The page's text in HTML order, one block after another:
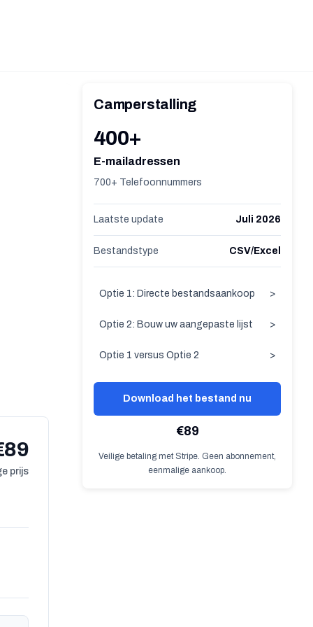
prijs
Camperstalling
400+
E-mailadressen
700+ Telefoonnummers
Laatste update Juli 2026
Bestandstype CSV/Excel
Optie 1: Directe bestandsaankoop >
Optie 2: Bouw uw aangepaste lijst >
Optie 1 versus Optie 2 >
Download het bestand nu
€89
Veilige betaling met Stripe. Geen abonnement,
eenmalige aankoop.